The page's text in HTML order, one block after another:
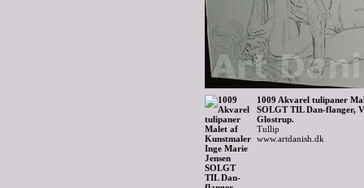
1009 Akvarel tulipaner
SOLGT TIL Dan-flanger,
Glostrup.
Tullip
www.artdanish.dk